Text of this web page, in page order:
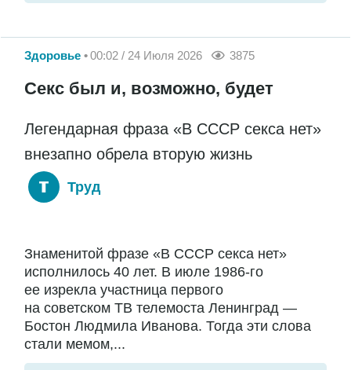
Здоровье 00:02 / 24 Июля 2026 3875
Секс был и, возможно, будет
Легендарная фраза «В СССР секса нет»
внезапно обрела вторую жизнь
Труд
Знаменитой фразе «В СССР секса нет»
исполнилось 40 лет. В июле 1986-го
ее изрекла участница первого
на советском ТВ телемоста Ленинград —
Бостон Людмила Иванова. Тогда эти слова
стали мемом,...